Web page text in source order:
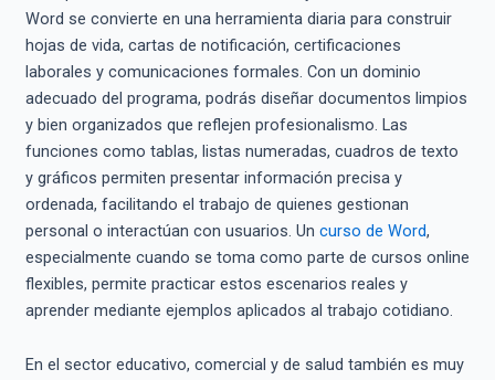
Word se convierte en una herramienta diaria para construir
hojas de vida, cartas de notificación, certificaciones
laborales y comunicaciones formales. Con un dominio
adecuado del programa, podrás diseñar documentos limpios
y bien organizados que reflejen profesionalismo. Las
funciones como tablas, listas numeradas, cuadros de texto
y gráficos permiten presentar información precisa y
ordenada, facilitando el trabajo de quienes gestionan
personal o interactúan con usuarios. Un curso de Word,
especialmente cuando se toma como parte de cursos online
flexibles, permite practicar estos escenarios reales y
aprender mediante ejemplos aplicados al trabajo cotidiano.
En el sector educativo, comercial y de salud también es muy